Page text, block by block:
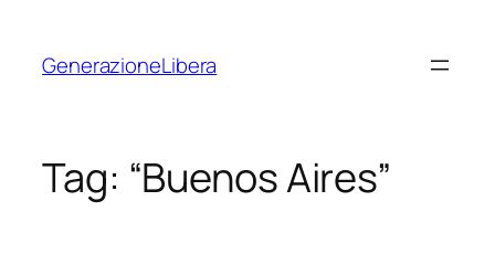
contenuto
GenerazioneLibera
Tag: “Buenos Aires”